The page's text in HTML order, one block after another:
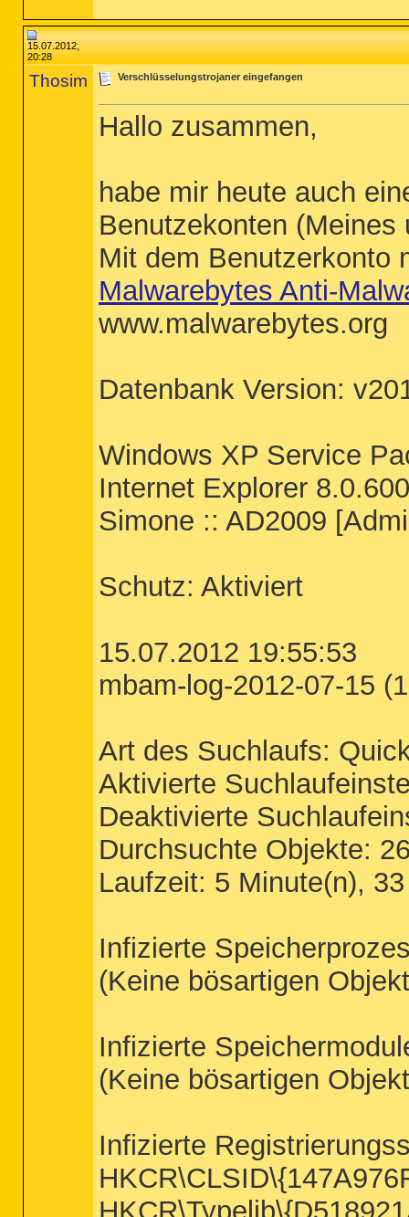
15.07.2012,
20:28
Thosim Verschlüsselungstrojaner eingefangen
Hallo zusammen,
habe mir heute auch
Benutzekonten
Mit dem Benutzerkonto
Malwarebytes Anti-
www.malwarebytes.org
Datenbank Version:
Windows XP Service
Internet Explorer
Simone :: AD2009
Schutz: Aktiviert
15.07.2012 19:55:53
mbam-log-2012-07-15
Art des Suchlaufs:
Aktivierte
Deaktivierte
Durchsuchte Objekte:
Laufzeit: 5 Minute(n),
Infizierte
(Keine bösartigen
Infizierte
(Keine bösartigen
Infizierte